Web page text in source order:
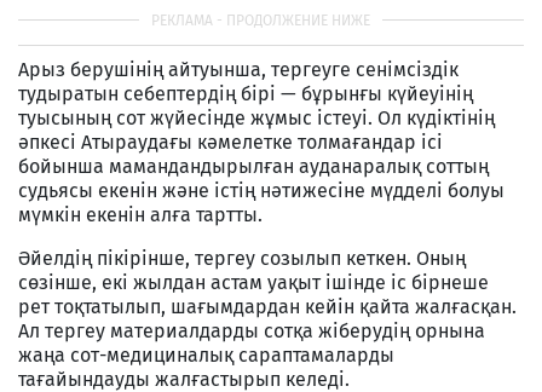
Арыз берушінің айтуынша, тергеуге сенімсіздік
тудыратын себептердің бірі — бұрынғы күйеуінің
туысының сот жүйесінде жұмыс істеуі. Ол күдіктінің
әпкесі Атыраудағы кәмелетке толмағандар ісі
бойынша мамандандырылған ауданаралық соттың
судьясы екенін және істің нәтижесіне мүдделі болуы
мүмкін екенін алға тартты.
Әйелдің пікірінше, тергеу созылып кеткен. Оның
сөзінше, екі жылдан астам уақыт ішінде іс бірнеше
рет тоқтатылып, шағымдардан кейін қайта жалғасқан.
Ал тергеу материалдарды сотқа жіберудің орнына
жаңа сот-медициналық сараптамаларды
тағайындауды жалғастырып келеді.